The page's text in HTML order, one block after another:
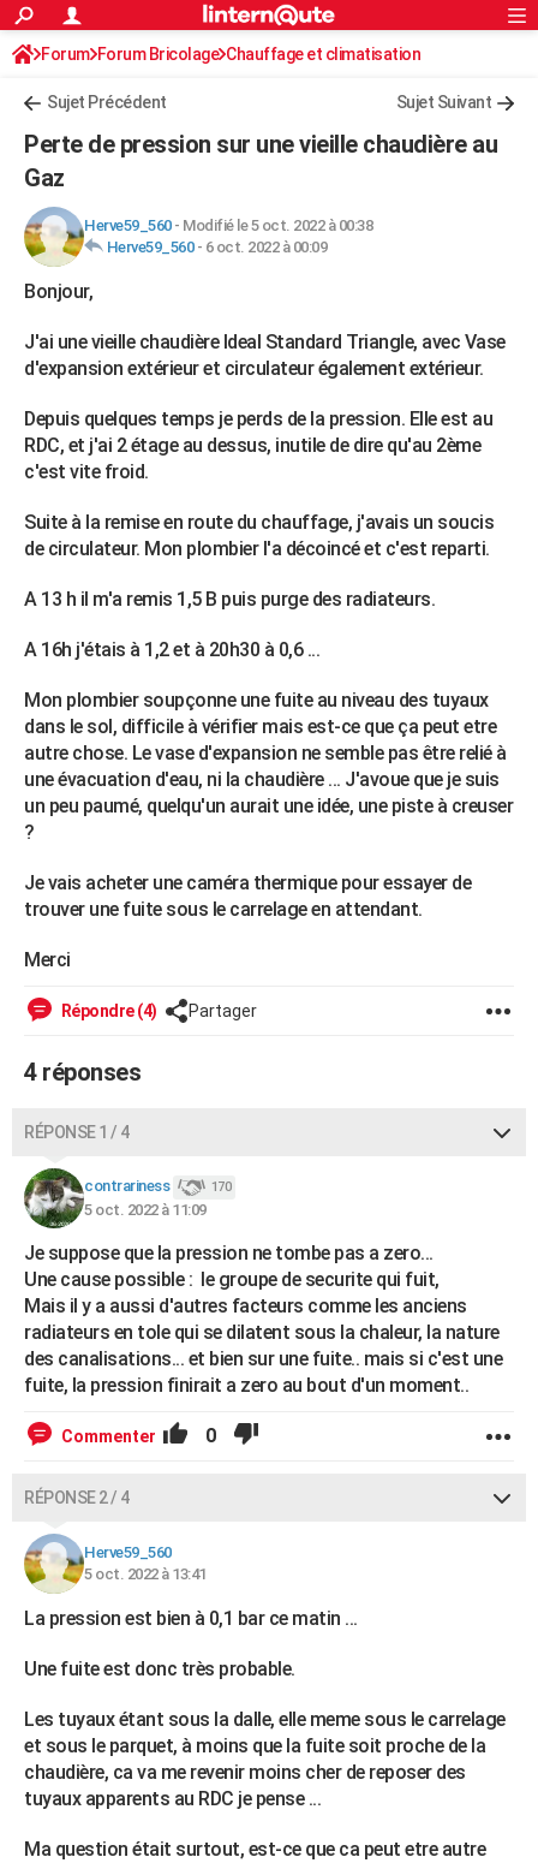
ACTUALITÉS
Politique
Société
Faits Divers
Education
Monde
Villes
+
Programme TV
TNTStreaming
Cinéma
Sorties cinéma
Musique
+FINANCE
Retraite
Impôts
Epargne
Immobilier
Risques naturels par ville
Banque
Assurance
Crédit
AUTO
Essais
Réserver un essai
Citadines
Berlines
SUV
Forum auto
HIGH-TECH
Forum
Aménagement intérieur
Extérieur
Cuisine
Salle de bains
Jardinage
Rangement
WEEK-END
Guides de France
Escapades
Patrimoine
Expositions
Musées
Week-end nature
+LIFESTYLE
Art de vivre
Bien-être
Loisirs
Mode
Modes de vie
SANTE
Alimentation
Guide de la santé
Maladies
Médicaments
Sommeil
VOYAGE
BONS PLANS
CARTE DE VOEUX
Carte de Noël
Carte Bonne année
Carte Saint-Valentin
Carte Pâques
Carte d'anniversaire
DICTIONNAIRE
Dictionnaire
Biographies
Citations
Expressions
Proverbes
PROGRAMME TV
S'inscrire
Se connecter
Lycées
Collèges
Primaires
Universités
Entreprises
Service militaire
Avis de recherche
AVIS DE DÉCÈS
FORUM
Bricolage
Lifestyle
Culture
Sport
Auto
Television
Voyage
Cinema
Rechercher
S'inscrire
Connexion
Forum Forum Bricolage Chauffage et climatisation
Chauffage Fuel / Gaz / Pétrole
Sujet Précédent Sujet Suivant
Perte de pression sur une vieille chaudière au
Gaz
Herve59_560- Modifié le 5 oct. 2022 à 00:38
Herve59_560- 6 oct. 2022 à 00:09
Bonjour,
J'ai une vieille chaudière Ideal Standard Triangle, avec Vase
d'expansion extérieur et circulateur également extérieur.
Depuis quelques temps je perds de la pression. Elle est au
RDC, et j'ai 2 étage au dessus, inutile de dire qu'au 2ème
c'est vite froid.
Suite à la remise en route du chauffage, j'avais un soucis
de circulateur. Mon plombier l'a décoincé et c'est reparti.
A 13 h il m'a remis 1,5 B puis purge des radiateurs.
A 16h j'étais à 1,2 et à 20h30 à 0,6 ...
Mon plombier soupçonne une fuite au niveau des tuyaux
dans le sol, difficile à vérifier mais est-ce que ça peut etre
autre chose. Le vase d'expansion ne semble pas être relié à
une évacuation d'eau, ni la chaudière ... J'avoue que je suis
un peu paumé, quelqu'un aurait une idée, une piste à creuser
?
Je vais acheter une caméra thermique pour essayer de
trouver une fuite sous le carrelage en attendant.
Merci
Répondre (4) Partager
4 réponses
RÉPONSE 1 / 4
contrariness 170
5 oct. 2022 à 11:09
Je suppose que la pression ne tombe pas a zero...
Une cause possible : le groupe de securite qui fuit,
Mais il y a aussi d'autres facteurs comme les anciens
radiateurs en tole qui se dilatent sous la chaleur, la nature
des canalisations... et bien sur une fuite.. mais si c'est une
fuite, la pression finirait a zero au bout d'un moment..
Commenter 0
RÉPONSE 2 / 4
Herve59_560
5 oct. 2022 à 13:41
La pression est bien à 0,1 bar ce matin ...
Une fuite est donc très probable.
Les tuyaux étant sous la dalle, elle meme sous le carrelage
et sous le parquet, à moins que la fuite soit proche de la
chaudière, ca va me revenir moins cher de reposer des
tuyaux apparents au RDC je pense ...
Ma question était surtout, est-ce que ca peut etre autre